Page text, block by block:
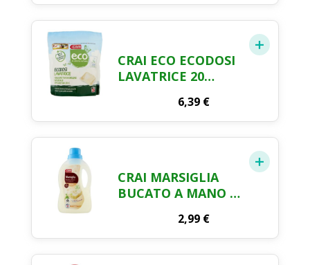
CRAI ECO ECODOSI
LAVATRICE 20
6,39 €
CRAI MARSIGLIA
BUCATO A MANO E
2,99 €